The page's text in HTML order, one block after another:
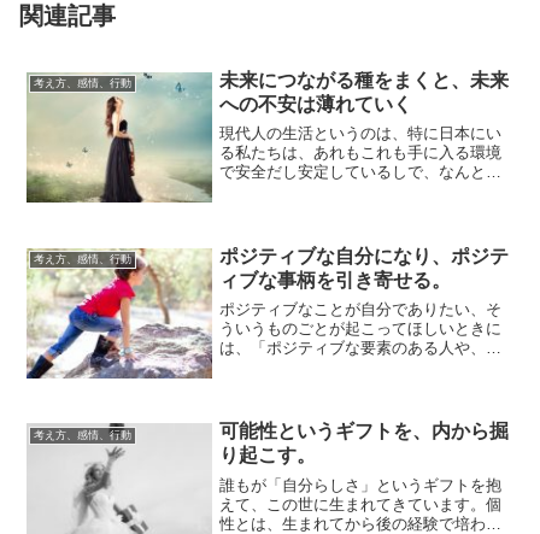
関連記事
考え方、感情、行動
未来につながる種をまくと、未来
への不安は薄れていく
現代人の生活というのは、特に日本にい
る私たちは、あれもこれも手に入る環境
で安全だし安定しているしで、なんとな
考え方、感情、行動
ポジティブな自分になり、ポジテ
ィブな事柄を引き寄せる。
ポジティブなことが自分でありたい、そ
ういうものごとが起こってほしいときに
は、「ポジティブな要素のある人や、物
考え方、感情、行動
可能性というギフトを、内から掘
り起こす。
誰もが「自分らしさ」というギフトを抱
えて、この世に生まれてきています。個
性とは、生まれてから後の経験で培われ